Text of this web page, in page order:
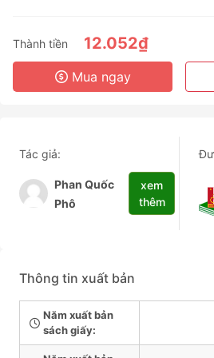
6 Tháng
3 Năm
Thành tiền 12.052₫
Mua ngay
Tác giả:
Phan Quốc
Phô
xem
thêm
Thông tin xuất bản
Năm xuất bản
sách giấy: